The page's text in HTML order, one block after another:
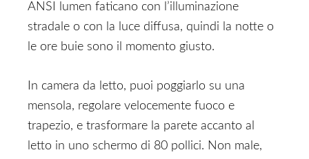
ANSI lumen faticano con l’illuminazione
stradale o con la luce diffusa, quindi la notte o
le ore buie sono il momento giusto.
In camera da letto, puoi poggiarlo su una
mensola, regolare velocemente fuoco e
trapezio, e trasformare la parete accanto al
letto in uno schermo di 80 pollici. Non male,